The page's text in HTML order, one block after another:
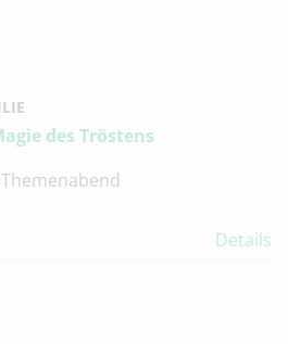
des Tröstens
Details